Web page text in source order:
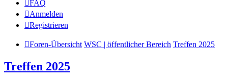
FAQ
Anmelden
Registrieren
Foren-Übersicht WSC | öffentlicher Bereich Treffen 2025
Treffen 2025